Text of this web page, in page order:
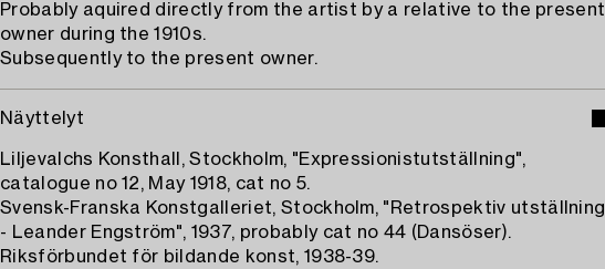
Probably aquired directly from the artist by a relative to the present
owner during the 1910s.
Subsequently to the present owner.
Näyttelyt
Liljevalchs Konsthall, Stockholm, "Expressionistutställning",
catalogue no 12, May 1918, cat no 5.
Svensk-Franska Konstgalleriet, Stockholm, "Retrospektiv utställning
- Leander Engström", 1937, probably cat no 44 (Dansöser).
Riksförbundet för bildande konst, 1938-39.